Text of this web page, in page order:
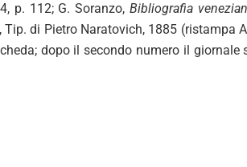
p. 112; G. Soranzo, Bibliografia
Tip. di Pietro Naratovich, 1885 (ristampa
dopo il secondo numero il giornale